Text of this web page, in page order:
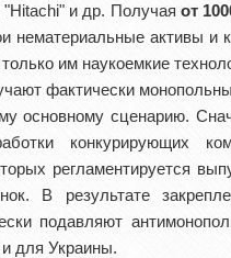
"Hitachi" и др. Получая от
нематериальные активы и
им наукоемкие
фактически
основному сценарию.
конкурирующих
регламентируется
В результате
подавляют
для Украины.